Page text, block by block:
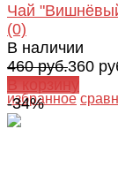
избранное
Чай
(0)
В наличии
460 руб.360
В корзину
-34%